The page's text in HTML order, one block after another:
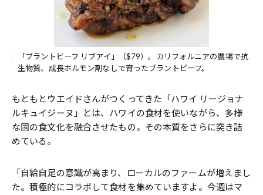
「ブラントビーフ リブアイ」（$79）。カリフォルニアの農場で抗
生物質、成長ホルモン剤なしで育ったブラントビーフ。
もともとウエイドさんがつくってきた「ハワイ リージョナ
ルキュイジーヌ」とは、ハワイの食材を使いながら、多様
な国の食文化を融合させたもの。その本質をさらに突き詰
めている。
「自給自足の意識が高まり、ローカルのファームが増えまし
た。積極的にコラボして食材を集めていますよ。今週はマ